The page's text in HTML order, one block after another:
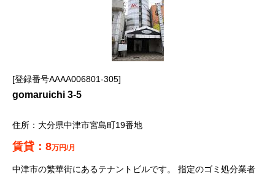
登録番号AAAA006801-305
gomaruichi 3-5
大分県中津市宮島町19番地
8万円/月
中津市の繁華街にあるテナントビルです。 指定のゴミ処分業者